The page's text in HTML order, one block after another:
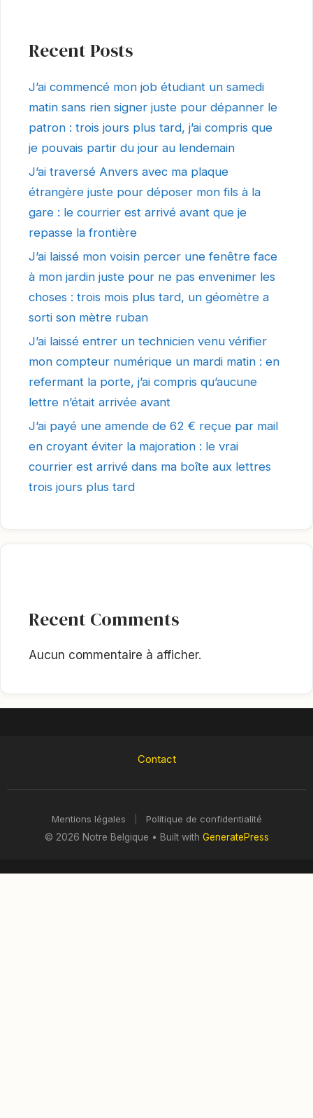
Recent Posts
J’ai commencé mon job étudiant un samedi
matin sans rien signer juste pour dépanner le
patron : trois jours plus tard, j’ai compris que
je pouvais partir du jour au lendemain
J’ai traversé Anvers avec ma plaque
étrangère juste pour déposer mon fils à la
gare : le courrier est arrivé avant que je
repasse la frontière
J’ai laissé mon voisin percer une fenêtre face
à mon jardin juste pour ne pas envenimer les
choses : trois mois plus tard, un géomètre a
sorti son mètre ruban
J’ai laissé entrer un technicien venu vérifier
mon compteur numérique un mardi matin : en
refermant la porte, j’ai compris qu’aucune
lettre n’était arrivée avant
J’ai payé une amende de 62 € reçue par mail
en croyant éviter la majoration : le vrai
courrier est arrivé dans ma boîte aux lettres
trois jours plus tard
Recent Comments
Aucun commentaire à afficher.
Contact
Mentions légales
Politique de confidentialité
© 2026 Notre Belgique • Built with GeneratePress